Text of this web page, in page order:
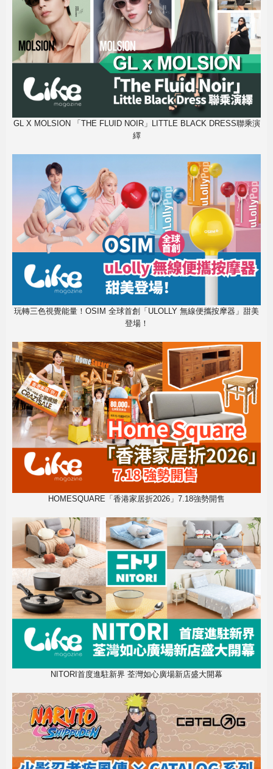
GL X MOLSION 「THE FLUID NOIR」LITTLE BLACK DRESS聯乘演
繹
玩轉三色視覺能量！OSIM 全球首創「ULOLLY 無線便攜按摩器」甜美
登場！
HOMESQUARE「香港家居折2026」7.18強勢開售
NITORI首度進駐新界 荃灣如心廣場新店盛大開幕